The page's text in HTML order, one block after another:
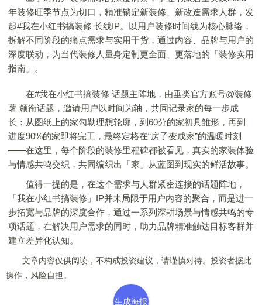
年装修旺季节点为切口，精准锁定新装修、新改造需求人群，发
起#我在小红书搞装修 长线IP。以用户装修时间线为核心脉络，
拆解不同阶段的痛点需求与实用干货，通过内容、品牌与用户的
深度联动，为当代装修人量身定制更全面、更落地的「装修实用
指南」。
在#我在小红书搞装修 话题主阵地，由垂类官方账号@装修
薯 领衔话题，邀请用户以时间为轴，共同记录家的每一步成
长：从图纸上的家勾勒理想轮廓，到60分的家初具雏形，再到
进度90%的家即将完工，最终定格在“房子变成家”的温暖时刻
——在这里，每个阶段的装修里程碑都被看见，真实的家装体验
与情感共鸣交织，共同编织出「家」从蓝图到现实的鲜活故事。
值得一提的是，在这个需求与人群紧密连接的话题阵地，
「我在小红书搞装修」IP并未局限于用户内容的聚合，而是进一
步拓宽与品牌的深度合作，通过一系列深耕场景与情感共鸣的专
项话题，在解决用户需求的同时，助力品牌精准触达目标客群并
建立差异化认知。
文章内容仅供阅读，不构成投资建议，请谨慎对待。投资者据此
操作，风险自担。
生成海报